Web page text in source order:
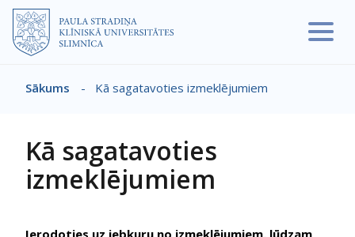
Pārlekt uz galveno saturu
Sākums - Kā sagatavoties izmeklējumiem
Kā sagatavoties
izmeklējumiem
Ierodoties uz jebkuru no izmeklējumiem, lūdzam